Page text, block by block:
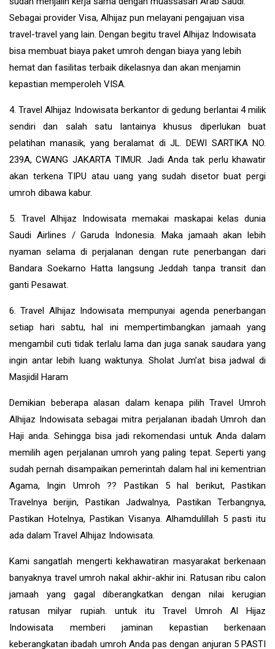
Sebagai provider Visa, Alhijaz pun melayani pengajuan visa
travel-travel yang lain. Dengan begitu travel Alhijaz Indowisata
bisa membuat biaya paket umroh dengan biaya yang lebih
hemat dan fasilitas terbaik dikelasnya dan akan menjamin
kepastian memperoleh VISA.
4. Travel Alhijaz Indowisata berkantor di gedung berlantai 4 milik
sendiri dan salah satu lantainya khusus diperlukan buat
pelatihan manasik, yang beralamat di JL. DEWI SARTIKA NO.
239A, CWANG JAKARTA TIMUR. Jadi Anda tak perlu khawatir
akan terkena TIPU atau uang yang sudah disetor buat pergi
umroh dibawa kabur.
5. Travel Alhijaz Indowisata memakai maskapai kelas dunia
Saudi Airlines / Garuda Indonesia. Maka jamaah akan lebih
nyaman selama di perjalanan dengan rute penerbangan dari
Bandara Soekarno Hatta langsung Jeddah tanpa transit dan
ganti Pesawat.
6. Travel Alhijaz Indowisata mempunyai agenda penerbangan
setiap hari sabtu, hal ini mempertimbangkan jamaah yang
mengambil cuti tidak terlalu lama dan juga sanak saudara yang
ingin antar lebih luang waktunya. Sholat Jum’at bisa jadwal di
Masjidil Haram
Demikian beberapa alasan dalam kenapa pilih Travel Umroh
Alhijaz Indowisata sebagai mitra perjalanan ibadah Umroh dan
Haji anda. Sehingga bisa jadi rekomendasi untuk Anda dalam
memilih agen perjalanan umroh yang paling tepat. Seperti yang
sudah pernah disampaikan pemerintah dalam hal ini kementrian
Agama, Ingin Umroh ?? Pastikan 5 hal berikut, Pastikan
Travelnya berijin, Pastikan Jadwalnya, Pastikan Terbangnya,
Pastikan Hotelnya, Pastikan Visanya. Alhamdulillah 5 pasti itu
ada dalam Travel Alhijaz Indowisata.
Kami sangatlah mengerti kekhawatiran masyarakat berkenaan
banyaknya travel umroh nakal akhir-akhir ini. Ratusan ribu calon
jamaah yang gagal diberangkatkan dengan nilai kerugian
ratusan milyar rupiah. untuk itu Travel Umroh Al Hijaz
Indowisata memberi jaminan kepastian berkenaan
keberangkatan ibadah umroh Anda pas dengan anjuran 5 PASTI